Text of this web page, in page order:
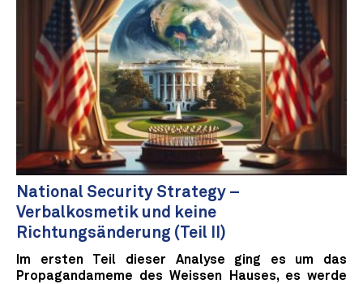
National Security Strategy –
Verbalkosmetik und keine
Richtungsänderung (Teil II)
Im ersten Teil dieser Analyse ging es um das
Propagandameme des Weissen Hauses, es werde